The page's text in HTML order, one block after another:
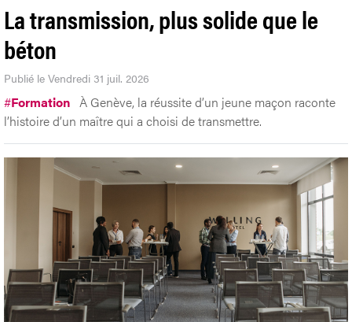
La transmission, plus solide que le
béton
Publié le Vendredi 31 juil. 2026
#Formation À Genève, la réussite d’un jeune maçon raconte
l’histoire d’un maître qui a choisi de transmettre.